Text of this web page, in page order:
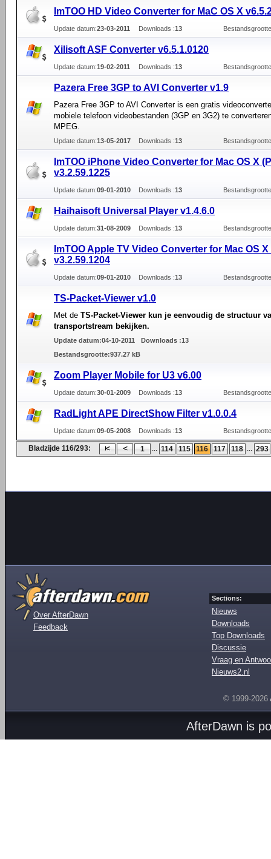
ImTOO HD Video Converter for MaC OS X
Update datum:23-03-2011 Downloads :13
Xilisoft ASF Converter v6.5.1.0120
Update datum:19-02-2011 Downloads :13
Pazera Free 3GP to AVI Converter v1.9
Pazera Free 3GP to AVI Converter is een gratis
mobiele telefoon videobestanden (3GP en 3G2) te
MPEG.
Update datum:13-05-2017 Downloads :13
ImTOO iPhone Video Converter for Mac OS X
v3.2.59.1225
Update datum:09-01-2010 Downloads :13
Haihaisoft Universal Player v1.4.6.0
Update datum:31-08-2009 Downloads :13
ImTOO Apple TV Video Converter for Mac OS X
v3.2.59.1204
Update datum:09-01-2010 Downloads :13
TS-Packet-Viewer v1.0
Met de TS-Packet-Viewer kun je eenvoudig de structuur
transportstream bekijken.
Update datum:04-10-2011 Downloads :13
Bestandsgrootte:937.27 kB
Zoom Player Mobile for U3 v6.00
Update datum:30-01-2009 Downloads :13
RadLight APE DirectShow Filter v1.0.0.4
Update datum:09-05-2008 Downloads :13
Bladzijde 116/293: 1 ... 114 115 116 117 118 ... 293
Over AfterDawn
Feedback
Sections:
Nieuws
Downloads
Top Downloads
Discussie
Vraag en
Nieuws2.nl
© 1999-2026
AfterDawn is